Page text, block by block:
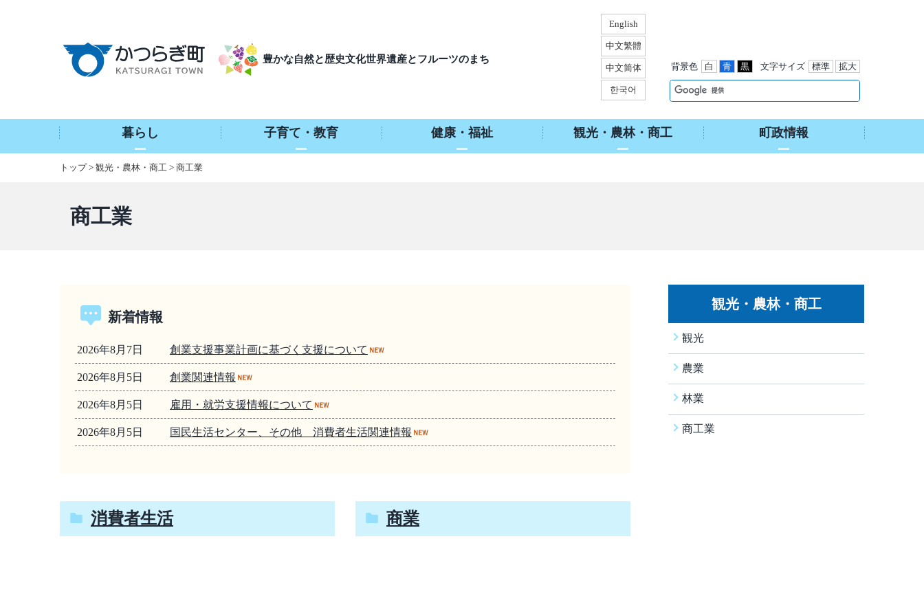
豊かな自然と歴史文化世界遺産とフルーツのまち
English
中文繁體
中文简体
한국어
背景色 白 青 黒 文字サイズ 標準 拡大
暮らし 子育て・教育 健康・福祉 観光・農林・商工 町政情報
トップ> 観光・農林・商工 > 商工業
商工業
新着情報
2026年8月7日 創業支援事業計画に基づく支援について
2026年8月5日 創業関連情報
2026年8月5日 雇用・就労支援情報について
2026年8月5日 国民生活センター、その他 消費者生活関連情報
消費者生活 商業
観光・農林­・商工
観光
農業
林業
商工業